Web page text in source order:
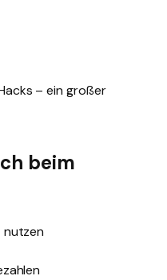
– ein großer
beim
nutzen